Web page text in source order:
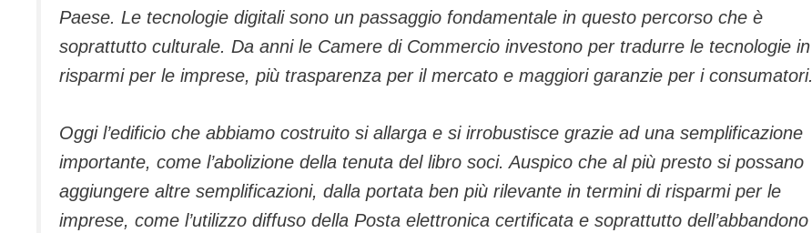
Paese. Le tecnologie digitali sono un passaggio fondamentale in questo percorso che è
soprattutto culturale. Da anni le Camere di Commercio investono per tradurre le tecnologie in
risparmi per le imprese, più trasparenza per il mercato e maggiori garanzie per i consumatori.
Oggi l’edificio che abbiamo costruito si allarga e si irrobustisce grazie ad una semplificazione
importante, come l’abolizione della tenuta del libro soci. Auspico che al più presto si possano
aggiungere altre semplificazioni, dalla portata ben più rilevante in termini di risparmi per le
imprese, come l’utilizzo diffuso della Posta elettronica certificata e soprattutto dell’abbandono